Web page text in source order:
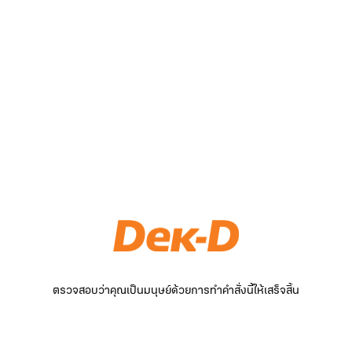
ตรวจสอบว่าคุณเป็นมนุษย์ด้วยการทำคำสั่งนี้ให้เสร็จสิ้น